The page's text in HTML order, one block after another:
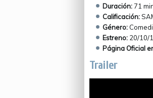
Duración:71
Calificación:
Género:
Estreno:20/10/
Página Oficial
Trailer